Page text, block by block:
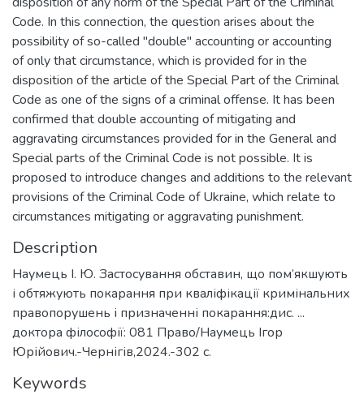
Description
Наумець І. Ю. Застосування обставин, що пом’якшують
і обтяжують покарання при кваліфікації кримінальних
правопорушень і призначенні покарання:дис. ...
доктора філософії: 081 Право/Наумець Ігор
Юрійович.-Чернігів,2024.-302 с.
Keywords